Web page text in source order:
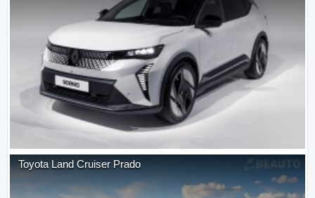
Toyota Land Cruiser Prado